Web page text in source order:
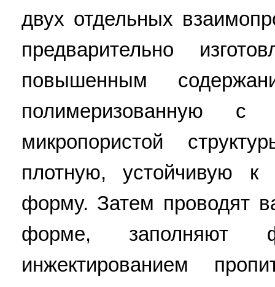
двух отдельных
предварительно
повышенным
полимеризованную с
микропористой
плотную, устойчивую к
форму. Затем проводят
форме, заполняют
инжектированием